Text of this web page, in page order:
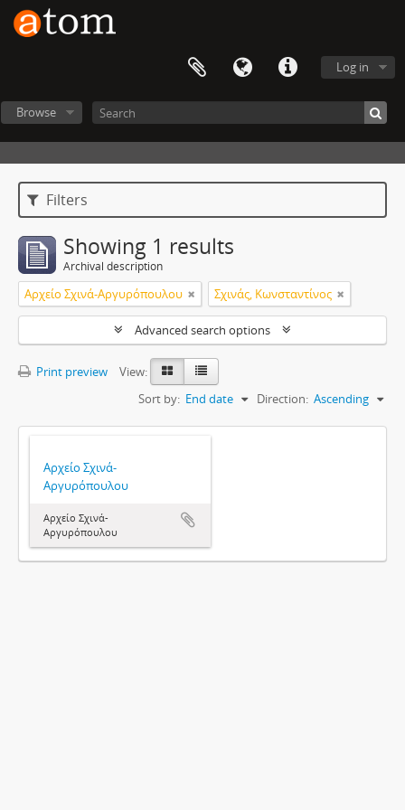
Log in
Browse
Filters
Showing 1 results
Archival description
Αρχείο Σχινά-Αργυρόπουλου Σχινάς, Κωνσταντίνος
Advanced search options
Print preview
View:
Sort by: End date Direction: Ascending
Αρχείο Σχινά-
Αργυρόπουλου
Αρχείο Σχινά-
Αργυρόπουλου